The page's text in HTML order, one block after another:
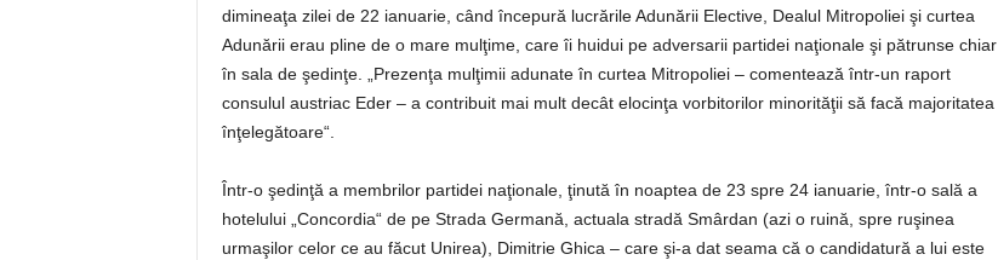
dimineaţa zilei de 22 ianuarie, când începură lucrările Adunării Elective, Dealul Mitropoliei şi curtea
Adunării erau pline de o mare mulţime, care îi huidui pe adversarii partidei naţionale şi pătrunse chiar
în sala de şedinţe. „Prezenţa mulţimii adunate în curtea Mitropoliei – comentează într-un raport
consulul austriac Eder – a contribuit mai mult decât elocinţa vorbitorilor minorităţii să facă majoritatea
înţelegătoare“.
Într-o şedinţă a membrilor partidei naţionale, ţinută în noaptea de 23 spre 24 ianuarie, într-o sală a
hotelului „Concordia“ de pe Strada Germană, actuala stradă Smârdan (azi o ruină, spre ruşinea
urmaşilor celor ce au făcut Unirea), Dimitrie Ghica – care şi-a dat seama că o candidatură a lui este